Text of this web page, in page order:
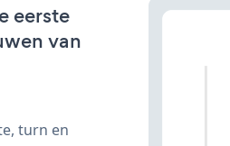
eerste
van
turn en